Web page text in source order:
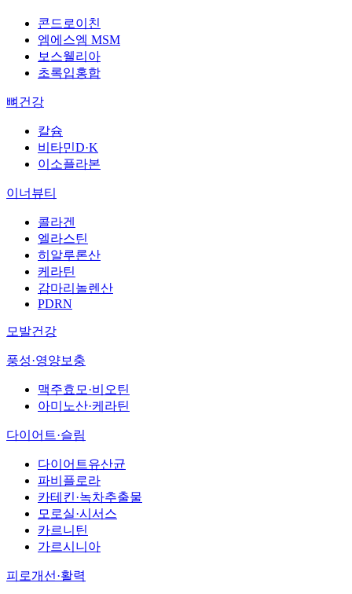
콘드로이친
엠에스엠 MSM
보스웰리아
초록입홍합
뼈건강
칼슘
비타민D·K
이소플라본
이너뷰티
콜라겐
엘라스틴
히알루론산
케라틴
감마리놀렌산
PDRN
모발건강
풍성·영양보충
맥주효모·비오틴
아미노산·케라틴
다이어트·슬림
다이어트유산균
파비플로라
카테킨·녹차추출물
모로실·시서스
카르니틴
가르시니아
피로개선·활력